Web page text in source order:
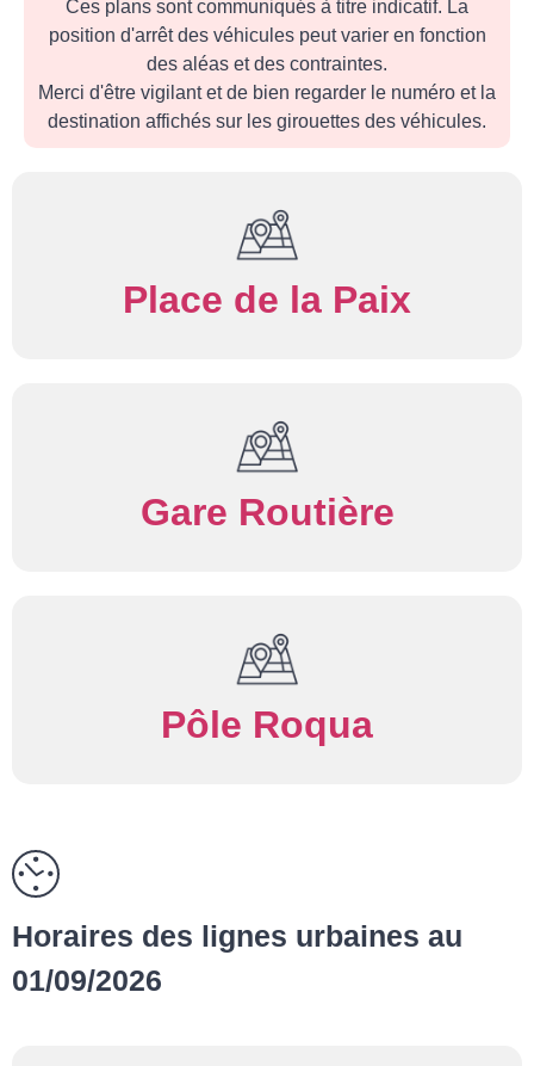
Ces plans sont communiqués à titre indicatif. La
position d'arrêt des véhicules peut varier en fonction
des aléas et des contraintes.
Merci d'être vigilant et de bien regarder le numéro et la
destination affichés sur les girouettes des véhicules.
Place de la Paix
Gare Routière
Pôle Roqua
Horaires des lignes urbaines au
01/09/2026